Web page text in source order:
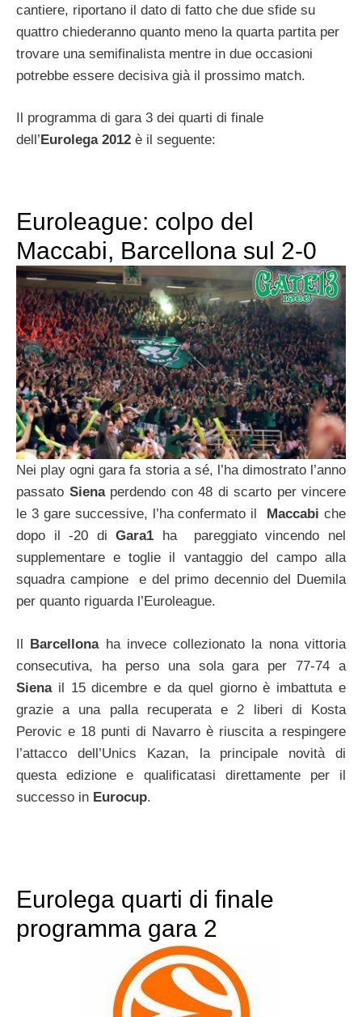
cantiere, riportano il dato di fatto che due sfide su
quattro chiederanno quanto meno la quarta partita per
trovare una semifinalista mentre in due occasioni
potrebbe essere decisiva già il prossimo match.
Il programma di gara 3 dei quarti di finale
dell’ Eurolega 2012 è il seguente:
Euroleague: colpo del
Maccabi, Barcellona sul 2-0
Nei play ogni gara fa storia a sé, l’ha dimostrato l’anno
passato Sienaperdendo con 48 di scarto per vincere
le 3 gare successive, l’ha confermato il
Maccabi che
dopo il -20 diGara1 ha pareggiato vincendo nel
supplementare e toglie il vantaggio del campo alla
squadra campione e del primo decennio del Duemila
per quanto riguarda l’Euroleague.
Il Barcellonaha invece collezionato la nona vittoria
consecutiva, ha perso una sola gara per 77-74 a
Sienail 15 dicembre e da quel giorno è imbattuta e
grazie a una palla recuperata e 2 liberi di Kosta
Perovic e 18 punti di Navarro è riuscita a respingere
l’attacco dell’Unics Kazan, la principale novità di
questa edizione e qualificatasi direttamente per il
successo in Eurocup.
Eurolega quarti di finale
programma gara 2